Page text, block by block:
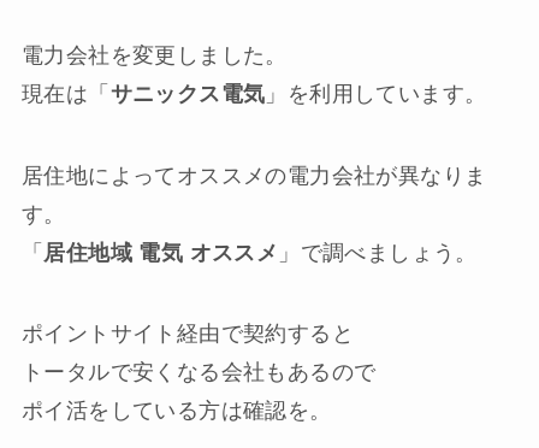
電力会社を変更しました。
現在は「 サニックス電気 」を利用しています。
居住地によってオススメの電力会社が異なりま
す。
「 居住地域 電気 オススメ 」で調べましょう。
ポイントサイト経由で契約すると
トータルで安くなる会社もあるので
ポイ活をしている方は確認を。